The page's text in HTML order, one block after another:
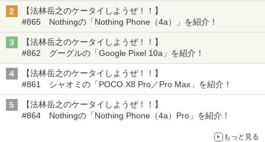
【法林岳之のケータイしようぜ！！】
#865 Nothingの「Nothing Phone（4a）」を紹介！
【法林岳之のケータイしようぜ！！】
#862 グーグルの「Google Pixel 10a」を紹介！
【法林岳之のケータイしようぜ！！】
#861 シャオミの「POCO X8 Pro／Pro Max」を紹介！
【法林岳之のケータイしようぜ！！】
#864 Nothingの「Nothing Phone（4a）Pro」を紹介！
もっと見る